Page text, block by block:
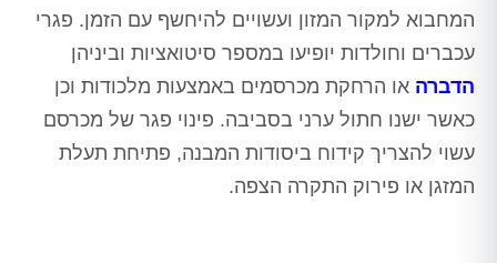
המחבוא למקור המזון ועשויים להיחשף עם הזמן. פגרי
עכברים וחולדות יופיעו במספר סיטואציות וביניהן
הדברה או הרחקת מכרסמים באמצעות מלכודות וכן
כאשר ישנו חתול ערני בסביבה. פינוי פגר של מכרסם
עשוי להצריך קידוח ביסודות המבנה, פתיחת תעלת
המזגן או פירוק התקרה הצפה.